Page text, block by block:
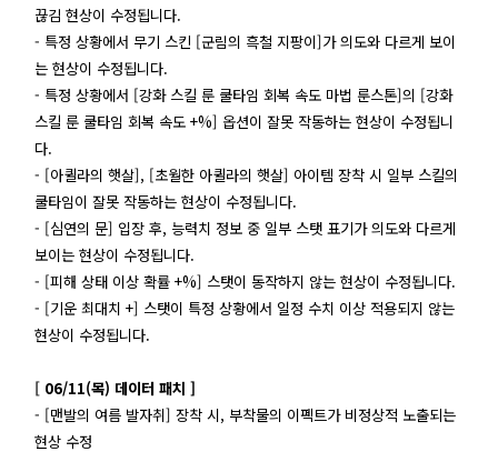
끊김 현상이 수정됩니다.
- 특정 상황에서 무기 스킨 [군림의 흑철 지팡이]가 의도와 다르게 보이
는 현상이 수정됩니다.
- 특정 상황에서 [강화 스킬 룬 쿨타임 회복 속도 마법 룬스톤]의 [강화
스킬 룬 쿨타임 회복 속도 +%] 옵션이 잘못 작동하는 현상이 수정됩니
다.
- [아퀼라의 햇살], [초월한 아퀼라의 햇살] 아이템 장착 시 일부 스킬의
쿨타임이 잘못 작동하는 현상이 수정됩니다.
- [심연의 문] 입장 후, 능력치 정보 중 일부 스탯 표기가 의도와 다르게
보이는 현상이 수정됩니다.
- [피해 상태 이상 확률 +%] 스탯이 동작하지 않는 현상이 수정됩니다.
- [기운 최대치 +] 스탯이 특정 상황에서 일정 수치 이상 적용되지 않는
현상이 수정됩니다.
[ 06/11(목) 데이터 패치 ]
- [맨발의 여름 발자취] 장착 시, 부착물의 이펙트가 비정상적 노출되는
현상 수정